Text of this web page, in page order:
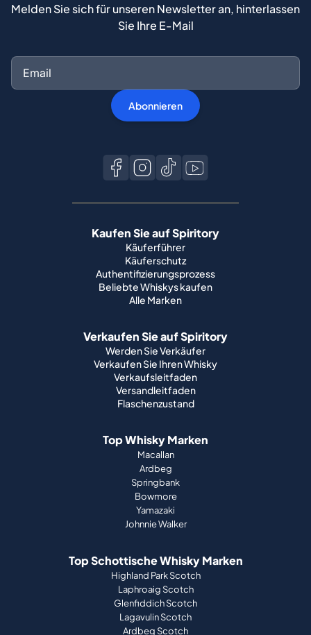
Melden Sie sich für unseren Newsletter an, hinterlassen
Sie Ihre E-Mail
Abonnieren
Kaufen Sie auf Spiritory
Käuferführer
Käuferschutz
Authentifizierungsprozess
Beliebte Whiskys kaufen
Alle Marken
Verkaufen Sie auf Spiritory
Werden Sie Verkäufer
Verkaufen Sie Ihren Whisky
Verkaufsleitfaden
Versandleitfaden
Flaschenzustand
Top Whisky Marken
Macallan
Ardbeg
Springbank
Bowmore
Yamazaki
Johnnie Walker
Top Schottische Whisky Marken
Highland Park Scotch
Laphroaig Scotch
Glenfiddich Scotch
Lagavulin Scotch
Ardbeg Scotch